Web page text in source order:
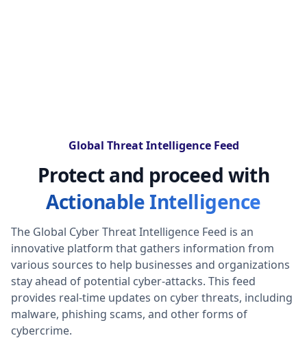
Global Threat Intelligence Feed
Protect and proceed with
Actionable Intelligence
The Global Cyber Threat Intelligence Feed is an
innovative platform that gathers information from
various sources to help businesses and organizations
stay ahead of potential cyber-attacks. This feed
provides real-time updates on cyber threats, including
malware, phishing scams, and other forms of
cybercrime.